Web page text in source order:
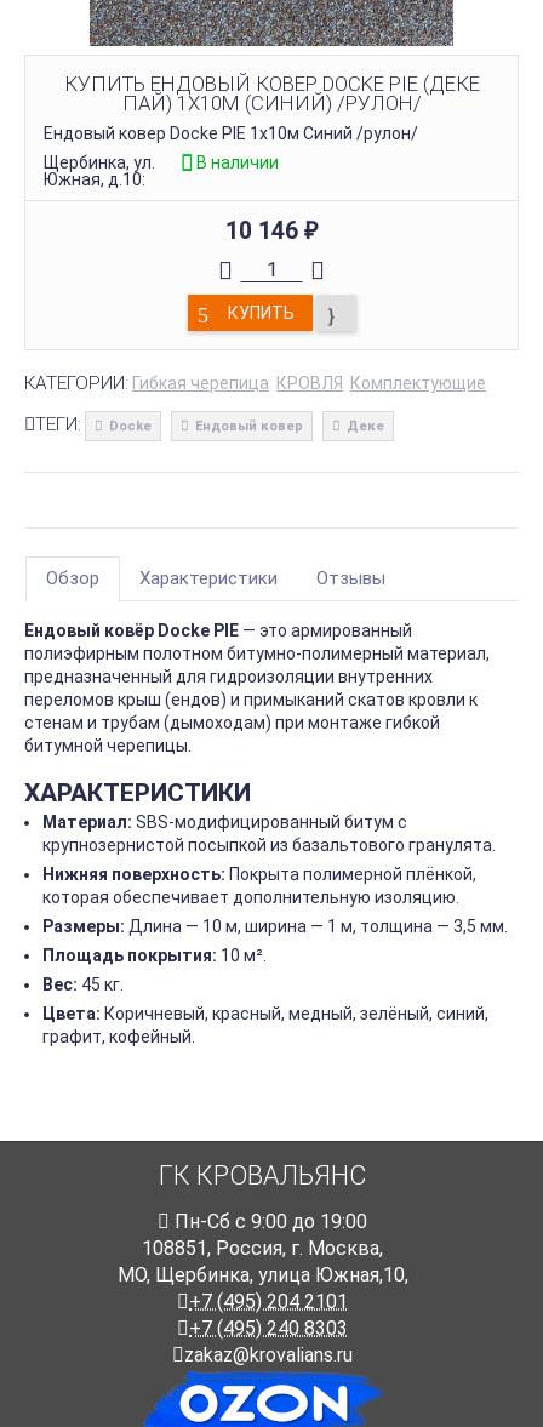
КУПИТЬ ЕНДОВЫЙ КОВЕР DOCKE PIE (ДЕКЕ
ПАЙ) 1Х10М (СИНИЙ) /РУЛОН/
Ендовый ковер Docke PIE 1х10м Синий /рулон/
Щербинка, ул.
Южная, д.10:
В наличии
10 146 ₽
КУПИТЬ
КАТЕГОРИИ: Гибкая черепица КРОВЛЯ Комплектующие
ТЕГИ: Docke Ендовый ковер Деке
Обзор Характеристики Отзывы
Ендовый ковёр Docke PIE — это армированный
полиэфирным полотном битумно-полимерный материал,
предназначенный для гидроизоляции внутренних
переломов крыш (ендов) и примыканий скатов кровли к
стенам и трубам (дымоходам) при монтаже гибкой
битумной черепицы.
ХАРАКТЕРИСТИКИ
Материал: SBS-модифицированный битум с
крупнозернистой посыпкой из базальтового гранулята.
Нижняя поверхность: Покрыта полимерной плёнкой,
которая обеспечивает дополнительную изоляцию.
Размеры: Длина — 10 м, ширина — 1 м, толщина — 3,5 мм.
Площадь покрытия: 10 м².
Вес: 45 кг.
Цвета: Коричневый, красный, медный, зелёный, синий,
графит, кофейный.
ГК КРОВАЛЬЯНС
Пн-Cб с 9:00 до 19:00
108851, Россия, г. Москва,
МО, Щербинка, улица Южная,10,
+7 (495) 204 2101
+7 (495) 240 8303
zakaz@krovalians.ru